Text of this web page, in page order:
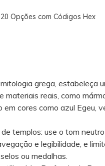
Opções com Códigos Hex
grega, estabeleça
materiais reais, como
cores como azul Egeu,
templos: use o tom
e legibilidade, e
ou medalhas.